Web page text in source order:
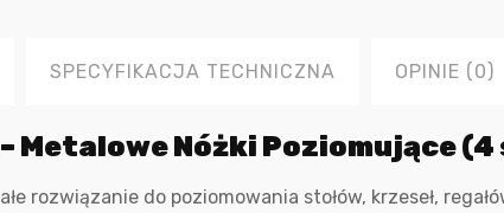
SPECYFIKACJA TECHNICZNA OPINIE (0)
Metalowe Nóżki Poziomujące
rozwiązanie do poziomowania stołów, krzeseł,